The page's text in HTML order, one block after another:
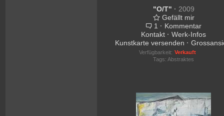
"O/T" · 2009
Gefällt mir
1 · Kommentar
Kontakt · Werk-Infos
Kunstkarte versenden ·
Verfügbarkeit: Verkauft
Tags:Abstraktes